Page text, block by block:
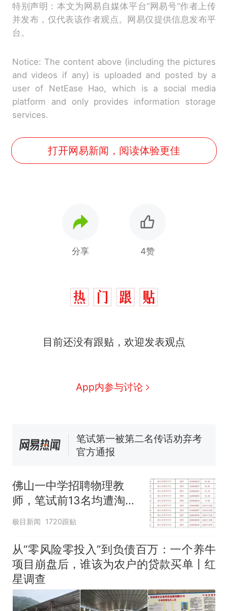
特别声明：本文为网易自媒体平台“网易号”作者上传
并发布，仅代表该作者观点。网易仅提供信息发布平
台。
Notice: The content above (including the pictures
and videos if any) is uploaded and posted by a
user of NetEase Hao, which is a social media
platform and only provides information storage
services.
打开网易新闻，阅读体验更佳
分享 4赞
目前还没有跟贴，欢迎发表观点
App内参与讨论
热
那个在床头放菜刀的女孩，
么？
协会回应
男子上山采菌偶然发现鸡枞菌
来源：参考消息）
笔试第一被第二名传话劝弃考
官方通报
因老师一句“跟我回家”改写了
人生
佛山一中学招聘物理教
师，笔试前13名均遭淘
汰？教育局：已叫停招
极目新闻 1720跟贴
从“零风险零投入”到负债百万：一个养牛
项目崩盘后，谁该为农户的贷款买单丨红
星调查